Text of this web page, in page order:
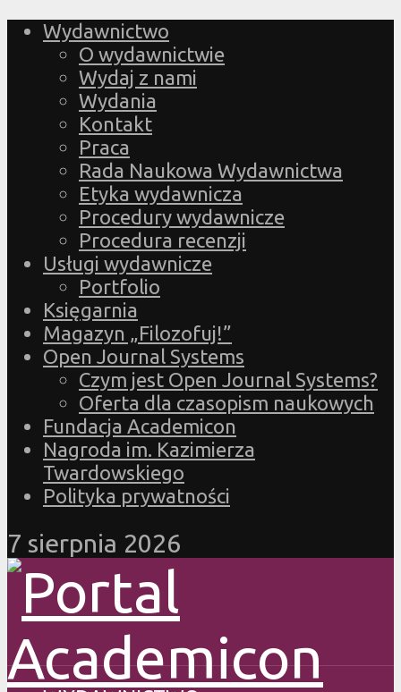
Wydawnictwo
O wydawnictwie
Wydaj z nami
Wydania
Kontakt
Praca
Rada Naukowa Wydawnictwa
Etyka wydawnicza
Procedury wydawnicze
Procedura recenzji
Usługi wydawnicze
Portfolio
Księgarnia
Magazyn „Filozofuj!”
Open Journal Systems
Czym jest Open Journal Systems?
Oferta dla czasopism naukowych
Fundacja Academicon
Nagroda im. Kazimierza
Twardowskiego
Polityka prywatności
7 sierpnia 2026